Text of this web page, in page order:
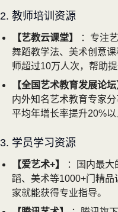
2. 教师培训资源
【艺教云课堂】
：专注
舞蹈教学法、美术创意
师超过10万人次，帮助提
【全国艺术教育发展论坛
内外知名艺术教育专家
平均年增长率提升20%以
3. 学员学习资源
【爱艺术+】
：国内最
蹈、美术等1000+门精
家就能获得专业指导。